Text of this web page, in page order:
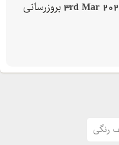
3rd Mar بروزرسانی
رنگی